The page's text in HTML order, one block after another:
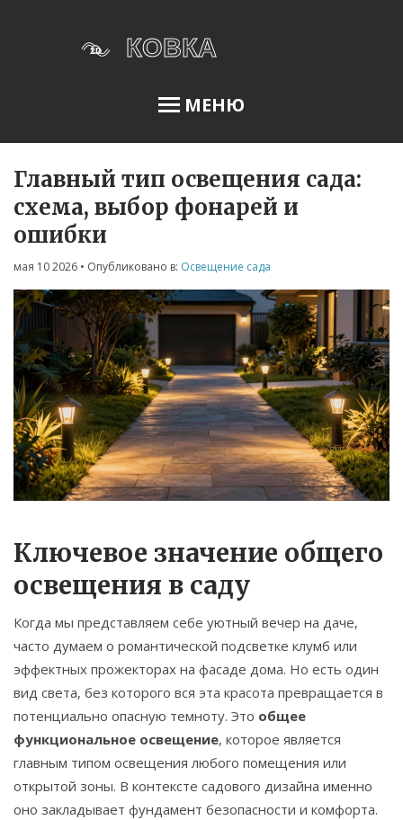
МЕНЮ
Освещение сада
Меню
О нас
Условия использования
Политика конфиденциальности
ФЗ-152
Связаться
© 2026. Все права защищены.
Главный тип освещения сада:
схема, выбор фонарей и
ошибки
мая 10 2026 • Опубликовано в: Освещение сада
Ключевое значение общего
освещения в саду
Когда мы представляем себе уютный вечер на даче,
часто думаем о романтической подсветке клумб или
эффектных прожекторах на фасаде дома. Но есть один
вид света, без которого вся эта красота превращается в
потенциально опасную темноту. Это общее
функциональное освещение, которое является
главным типом освещения любого помещения или
открытой зоны. В контексте садового дизайна именно
оно закладывает фундамент безопасности и комфорта.